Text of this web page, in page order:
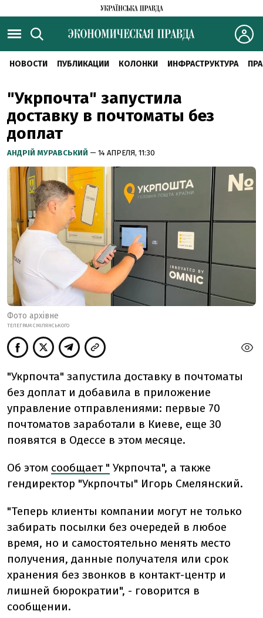
НОВОСТИ ПУБЛИКАЦИИ КОЛОНКИ ИНФРАСТРУКТУРА
"Укрпочта" запустила
доставку в почтоматы без
доплат
АНДРІЙ МУРАВСЬКИЙ — 14 АПРЕЛЯ, 11:30
Фото архівне
ТЕЛЕГРАМ СМІЛЯНСЬКОГО
"Укрпочта" запустила доставку в почтоматы
без доплат и добавила в приложение
управление отправлениями: первые 70
почтоматов заработали в Киеве, еще 30
появятся в Одессе в этом месяце.
Об этом сообщает " Укрпочта", а также
гендиректор "Укрпочты" Игорь Смелянский.
"Теперь клиенты компании могут не только
забирать посылки без очередей в любое
время, но и самостоятельно менять место
получения, данные получателя или срок
хранения без звонков в контакт-центр и
лишней бюрократии", - говорится в
сообщении.